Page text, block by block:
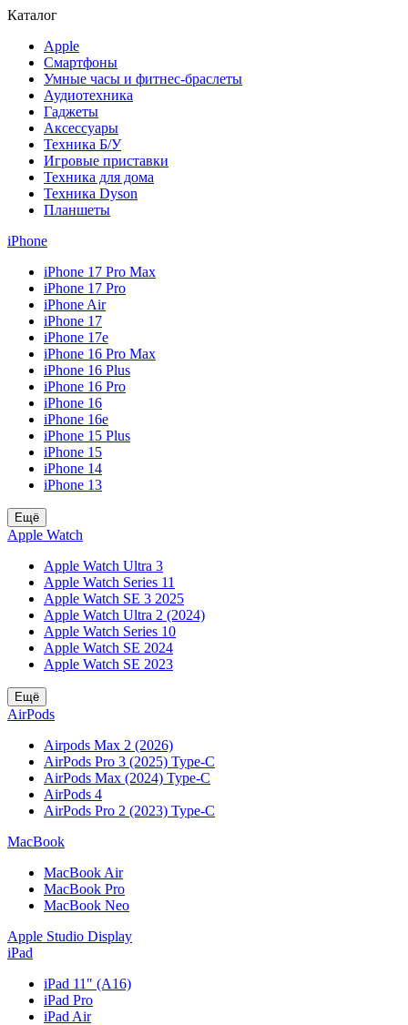
Каталог
Apple
Смартфоны
Умные часы и фитнес-браслеты
Аудиотехника
Гаджеты
Аксессуары
Техника Б/У
Игровые приставки
Техника для дома
Техника Dyson
Планшеты
iPhone
iPhone 17 Pro Max
iPhone 17 Pro
iPhone Air
iPhone 17
iPhone 17e
iPhone 16 Pro Max
iPhone 16 Plus
iPhone 16 Pro
iPhone 16
iPhone 16e
iPhone 15 Plus
iPhone 15
iPhone 14
iPhone 13
Ещё
Apple Watch
Apple Watch Ultra 3
Apple Watch Series 11
Apple Watch SE 3 2025
Apple Watch Ultra 2 (2024)
Apple Watch Series 10
Apple Watch SE 2024
Apple Watch SE 2023
Ещё
AirPods
Airpods Max 2 (2026)
AirPods Pro 3 (2025) Type-C
AirPods Max (2024) Type-C
AirPods 4
AirPods Pro 2 (2023) Type-C
MacBook
MacBook Air
MacBook Pro
MacBook Neo
Apple Studio Display
iPad
iPad 11" (A16)
iPad Pro
iPad Air